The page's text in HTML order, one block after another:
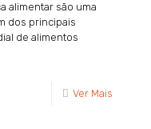
alimentar são uma
dos principais
de alimentos
Ver Mais